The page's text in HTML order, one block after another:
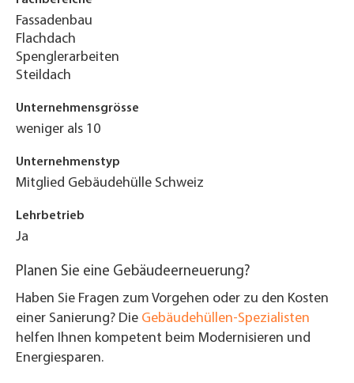
Fassadenbau
Flachdach
Spenglerarbeiten
Steildach
Unternehmensgrösse
weniger als 10
Unternehmenstyp
Mitglied Gebäudehülle Schweiz
Lehrbetrieb
Ja
Planen Sie eine Gebäudeerneuerung?
Haben Sie Fragen zum Vorgehen oder zu den Kosten
einer Sanierung? Die Gebäudehüllen-Spezialisten
helfen Ihnen kompetent beim Modernisieren und
Energiesparen.